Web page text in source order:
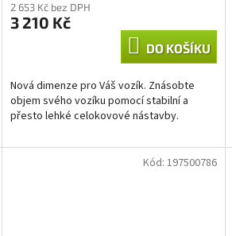
2 653 Kč bez DPH
3 210 Kč
DO KOŠÍKU
Nová dimenze pro Váš vozík. Znásobte
objem svého vozíku pomocí stabilní a
přesto lehké celokovové nástavby.
Kód: 197500786